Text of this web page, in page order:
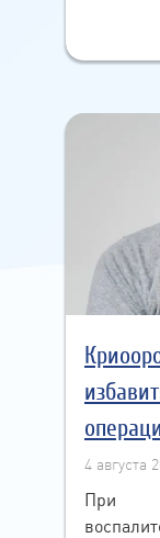
4 августа
При